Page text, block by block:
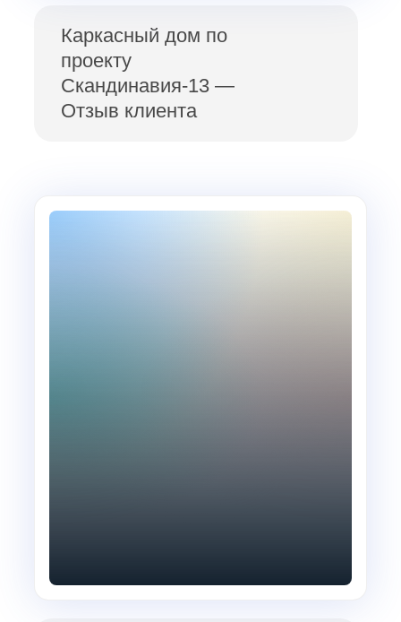
Каркасный дом по
проекту
Скандинавия-13 —
Отзыв клиента